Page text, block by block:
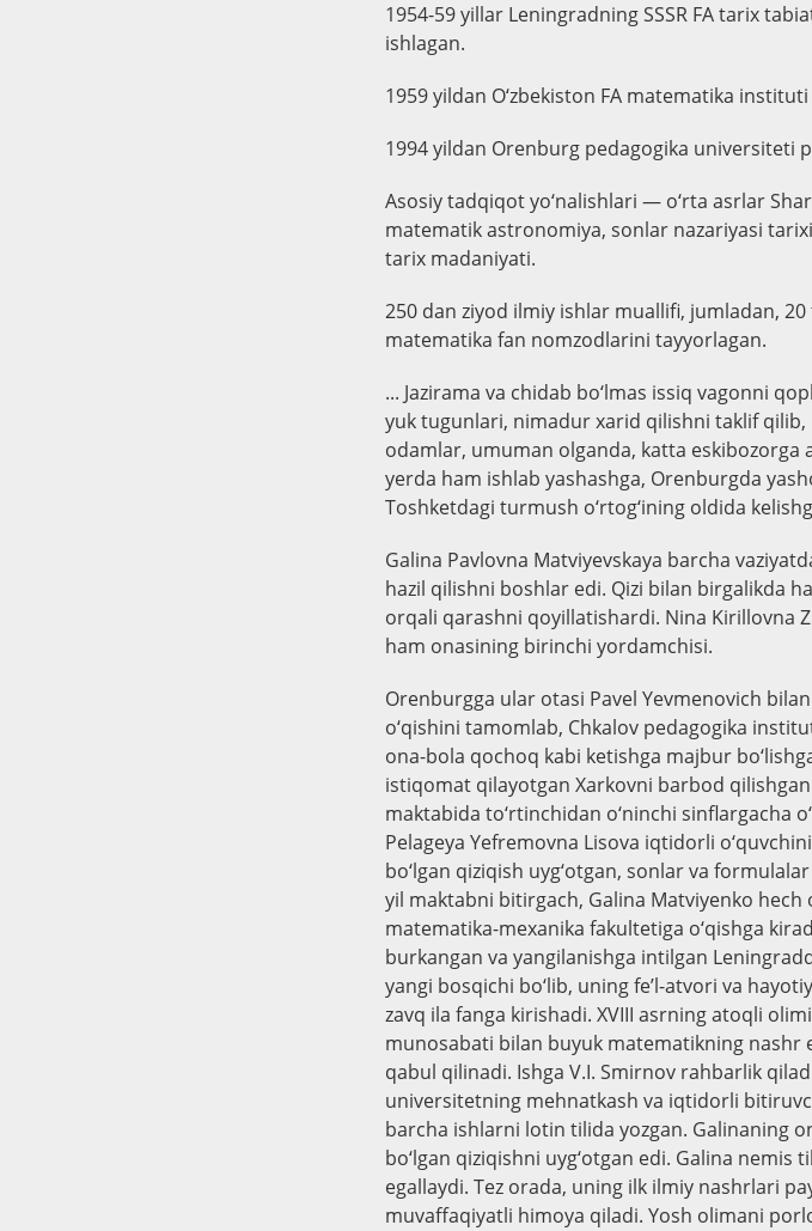
1954-59 yillar Leningradning SSSR FA tarix
ishlagan.
1959 yildan O‘zbekiston FA matematika
1994 yildan Orenburg pedagogika universiteti
Asosiy tadqiqot yo‘nalishlari — o‘rta asrlar
matematik astronomiya, sonlar nazariyasi
tarix madaniyati.
250 dan ziyod ilmiy ishlar muallifi, jumladan,
matematika fan nomzodlarini tayyorlagan.
... Jazirama va chidab bo‘lmas issiq vagonni
yuk tugunlari, nimadur xarid qilishni taklif qilib,
odamlar, umuman olganda, katta eskibozorga
yerda ham ishlab yashashga, Orenburgda
Toshketdagi turmush o‘rtog‘ining oldida
Galina Pavlovna Matviyevskaya barcha
hazil qilishni boshlar edi. Qizi bilan birgalikda
orqali qarashni qoyillatishardi. Nina Kirillovna
ham onasining birinchi yordamchisi.
Orenburgga ular otasi Pavel Yevmenovich
o‘qishini tamomlab, Chkalov pedagogika
ona-bola qochoq kabi ketishga majbur
istiqomat qilayotgan Xarkovni barbod
maktabida to‘rtinchidan o‘ninchi sinflargacha
Pelageya Yefremovna Lisova iqtidorli
bo‘lgan qiziqish uyg‘otgan, sonlar va
yil maktabni bitirgach, Galina Matviyenko
matematika-mexanika fakultetiga o‘qishga
burkangan va yangilanishga intilgan
yangi bosqichi bo‘lib, uning fe’l-atvori va
zavq ila fanga kirishadi. XVIII asrning atoqli
munosabati bilan buyuk matematikning nashr
qabul qilinadi. Ishga V.I. Smirnov rahbarlik
universitetning mehnatkash va iqtidorli
barcha ishlarni lotin tilida yozgan. Galinaning
bo‘lgan qiziqishni uyg‘otgan edi. Galina
egallaydi. Tez orada, uning ilk ilmiy nashrlari
muvaffaqiyatli himoya qiladi. Yosh olimani